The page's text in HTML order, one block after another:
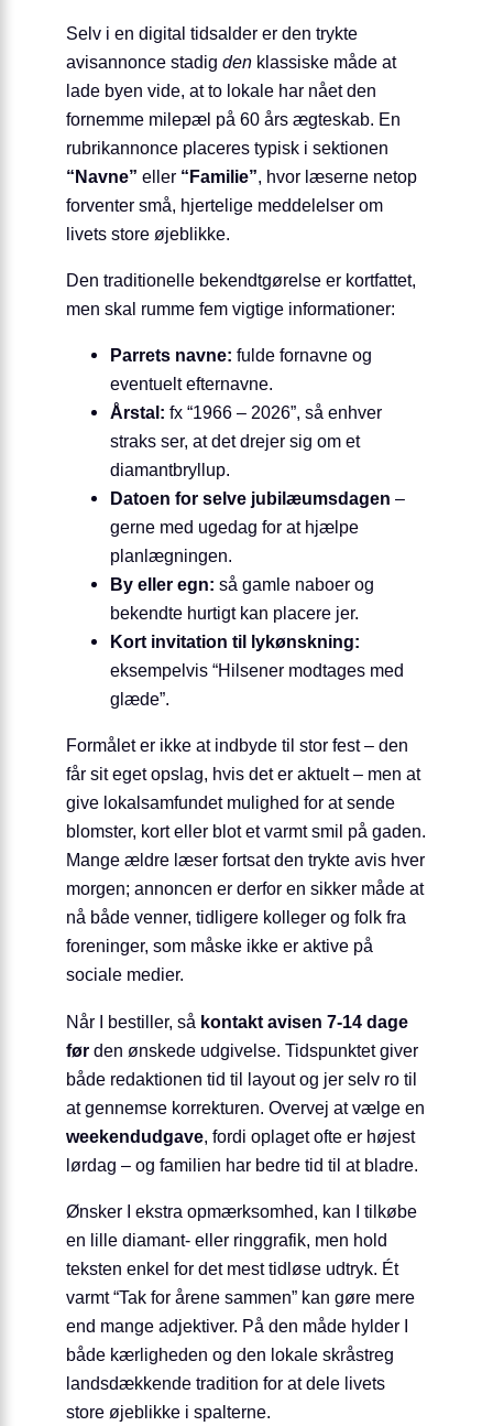
Selv i en digital tidsalder er den trykte
avisannonce stadig den klassiske måde at
lade byen vide, at to lokale har nået den
fornemme milepæl på 60 års ægteskab. En
rubrikannonce placeres typisk i sektionen
“Navne” eller “Familie” , hvor læserne netop
forventer små, hjertelige meddelelser om
livets store øjeblikke.
Den traditionelle bekendtgørelse er kortfattet,
men skal rumme fem vigtige informationer:
Parrets navne: fulde fornavne og
eventuelt efternavne.
Årstal: fx “1966 – 2026”, så enhver
straks ser, at det drejer sig om et
diamantbryllup.
Datoen for selve jubilæumsdagen –
gerne med ugedag for at hjælpe
planlægningen.
By eller egn: så gamle naboer og
bekendte hurtigt kan placere jer.
Kort invitation til lykønskning:
eksempelvis “Hilsener modtages med
glæde”.
Formålet er ikke at indbyde til stor fest – den
får sit eget opslag, hvis det er aktuelt – men at
give lokalsamfundet mulighed for at sende
blomster, kort eller blot et varmt smil på gaden.
Mange ældre læser fortsat den trykte avis hver
morgen; annoncen er derfor en sikker måde at
nå både venner, tidligere kolleger og folk fra
foreninger, som måske ikke er aktive på
sociale medier.
Når I bestiller, så kontakt avisen 7-14 dage
før den ønskede udgivelse. Tidspunktet giver
både redaktionen tid til layout og jer selv ro til
at gennemse korrekturen. Overvej at vælge en
weekendudgave , fordi oplaget ofte er højest
lørdag – og familien har bedre tid til at bladre.
Ønsker I ekstra opmærksomhed, kan I tilkøbe
en lille diamant- eller ringgrafik, men hold
teksten enkel for det mest tidløse udtryk. Ét
varmt “Tak for årene sammen” kan gøre mere
end mange adjektiver. På den måde hylder I
både kærligheden og den lokale skråstreg
landsdækkende tradition for at dele livets
store øjeblikke i spalterne.